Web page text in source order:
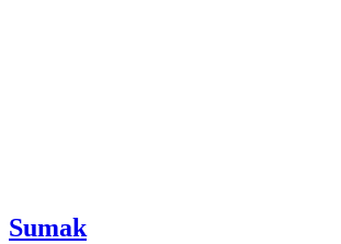
Sumak